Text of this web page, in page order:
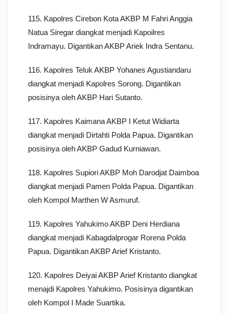
115. Kapolres Cirebon Kota AKBP M Fahri Anggia
Natua Siregar diangkat menjadi Kapoilres
Indramayu. Digantikan AKBP Ariek Indra Sentanu.
116. Kapolres Teluk AKBP Yohanes Agustiandaru
diangkat menjadi Kapolres Sorong. Digantikan
posisinya oleh AKBP Hari Sutanto.
117. Kapolres Kaimana AKBP I Ketut Widiarta
diangkat menjadi Dirtahti Polda Papua. Digantikan
posisinya oleh AKBP Gadud Kurniawan.
118. Kapolres Supiori AKBP Moh Darodjat Daimboa
diangkat menjadi Pamen Polda Papua. Digantikan
oleh Kompol Marthen W Asmuruf.
119. Kapolres Yahukimo AKBP Deni Herdiana
diangkat menjadi Kabagdalprogar Rorena Polda
Papua. Digantikan AKBP Arief Kristanto.
120. Kapolres Deiyai AKBP Arief Kristanto diangkat
menajdi Kapolres Yahukimo. Posisinya digantikan
oleh Kompol I Made Suartika.